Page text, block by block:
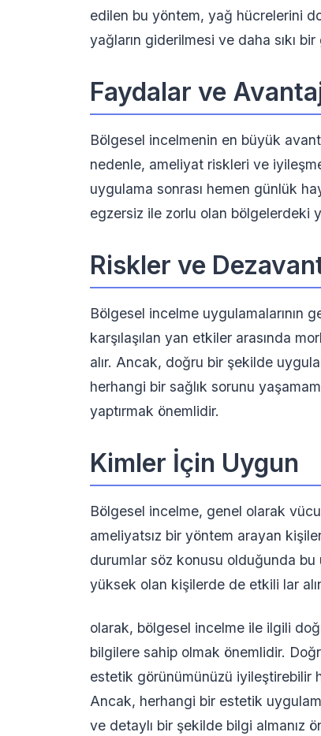
edilen bu yöntem, yağ hücrelerini
yağların giderilmesi ve daha sıkı
Faydalar ve
Bölgesel incelmenin en büyük
nedenle, ameliyat riskleri ve
uygulama sonrası hemen günlük
egzersiz ile zorlu olan bölgelerdeki
Riskler ve
Bölgesel incelme uygulamalarının
karşılaşılan yan etkiler arasında
alır. Ancak, doğru bir şekilde
herhangi bir sağlık sorunu
yaptırmak önemlidir.
Kimler İçin Uygun
Bölgesel incelme, genel olarak
ameliyatsız bir yöntem arayan
durumlar söz konusu olduğunda bu
yüksek olan kişilerde de etkili lar
olarak, bölgesel incelme ile ilgili
bilgilere sahip olmak önemlidir.
estetik görünümünüzü iyileştirebilir
Ancak, herhangi bir estetik
ve detaylı bir şekilde bilgi almanız